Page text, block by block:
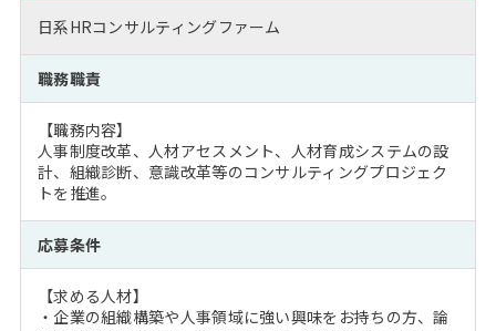
日系HRコンサルティングファーム
職務職責
【職務内容】
人事制度改革、人材アセスメント、人材育成システムの設
計、組織診断、意識改革等のコンサルティングプロジェク
トを推進。
応募条件
【求める人材】
・企業の組織構築や人事領域に強い興味をお持ちの方、論